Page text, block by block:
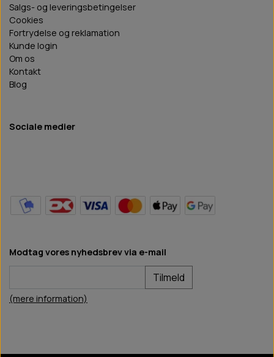
Salgs- og leveringsbetingelser
Cookies
Fortrydelse og reklamation
Kunde login
Om os
Kontakt
Blog
Sociale medier
Modtag vores nyhedsbrev via e-mail
Tilmeld
(mere information)